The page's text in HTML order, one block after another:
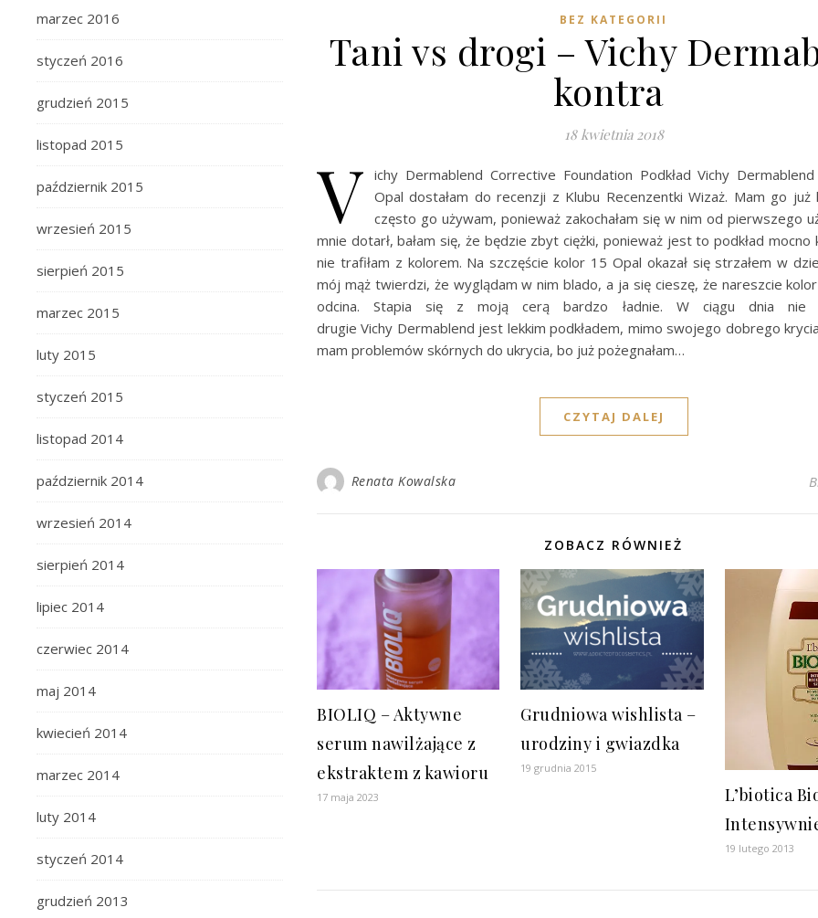
marzec 2016
styczeń 2016
grudzień 2015
listopad 2015
październik 2015
wrzesień 2015
sierpień 2015
marzec 2015
luty 2015
styczeń 2015
listopad 2014
październik 2014
wrzesień 2014
sierpień 2014
lipiec 2014
czerwiec 2014
maj 2014
kwiecień 2014
marzec 2014
luty 2014
styczeń 2014
grudzień 2013
BEZ KATEGORII
Tani vs drogi – Vichy
kontra
18 kwietnia 2018
V ichy Dermablend Corrective Foundation Podkład Vichy
Opal dostałam do recenzji z Klubu Recenzentki Wizaż. Mam go już
często go używam, ponieważ zakochałam się w nim od pierwszego
mnie dotarł, bałam się, że będzie zbyt ciężki, ponieważ jest to podkład mocno
nie trafiłam z kolorem. Na szczęście kolor 15 Opal okazał się strzałem w
mój mąż twierdzi, że wyglądam w nim blado, a ja się cieszę, że nareszcie
odcina. Stapia się z moją cerą bardzo ładnie. W ciągu dnia nie
drugie Vichy Dermablend jest lekkim podkładem, mimo swojego dobrego
mam problemów skórnych do ukrycia, bo już pożegnałam…
CZYTAJ DALEJ
Renata Kowalska
ZOBACZ RÓWNIEŻ
BIOLIQ – Aktywne
serum nawilżające z
ekstraktem z kawioru
17 maja 2023
Grudniowa wishlista –
urodziny i gwiazdka
19 grudnia 2015
L’biotica
19 lutego 2013